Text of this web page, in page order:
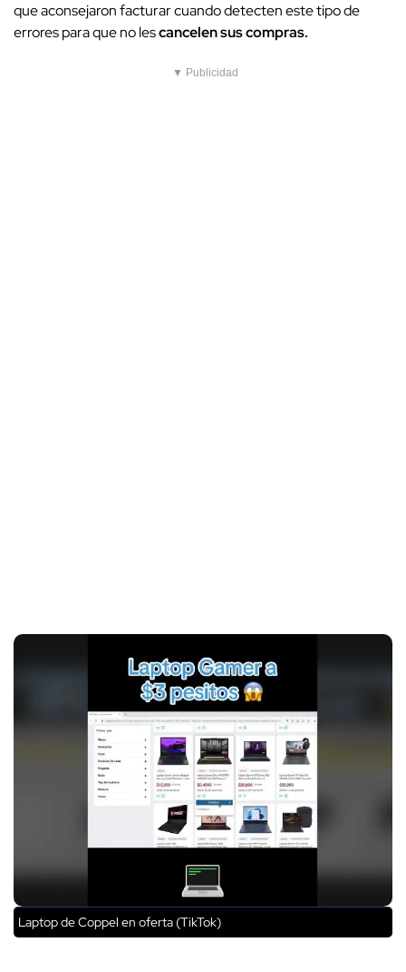
que aconsejaron facturar cuando detecten este tipo de
errores para que no lescancelen sus compras.
▼ Publicidad
Laptop de Coppel en oferta (TikTok)